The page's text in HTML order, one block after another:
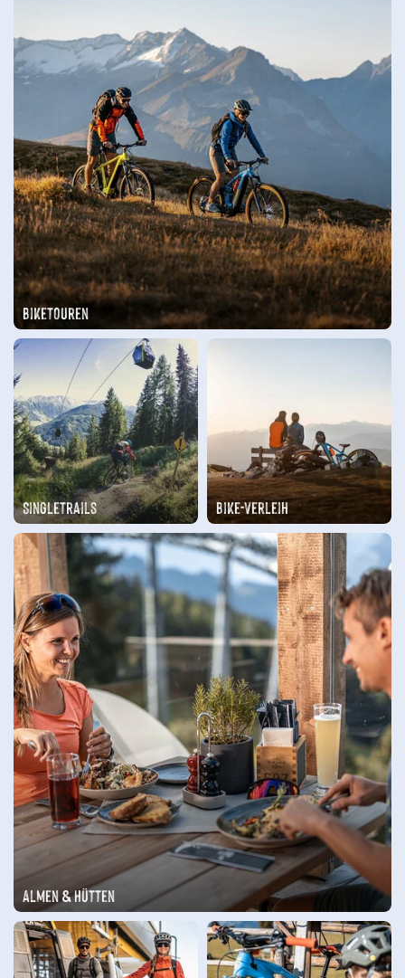
Biketouren
Singletrails Bike-Verleih
Almen & Hütten